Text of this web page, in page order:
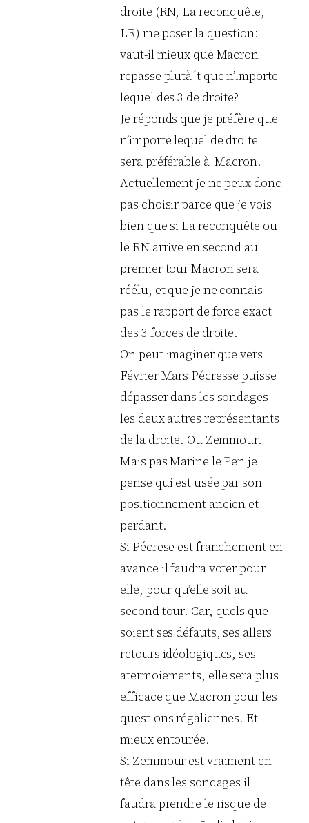
droite (RN, La reconquête,
LR) me poser la question:
vaut-il mieux que Macron
repasse plutà´t que n’importe
lequel des 3 de droite?
Je réponds que je préfère que
n’importe lequel de droite
sera préférable à Macron.
Actuellement je ne peux donc
pas choisir parce que je vois
bien que si La reconquête ou
le RN arrive en second au
premier tour Macron sera
réélu, et que je ne connais
pas le rapport de force exact
des 3 forces de droite.
On peut imaginer que vers
Février Mars Pécresse puisse
dépasser dans les sondages
les deux autres représentants
de la droite. Ou Zemmour.
Mais pas Marine le Pen je
pense qui est usée par son
positionnement ancien et
perdant.
Si Pécrese est franchement en
avance il faudra voter pour
elle, pour qu’elle soit au
second tour. Car, quels que
soient ses défauts, ses allers
retours idéologiques, ses
atermoiements, elle sera plus
efficace que Macron pour les
questions régaliennes. Et
mieux entourée.
Si Zemmour est vraiment en
tête dans les sondages il
faudra prendre le risque de